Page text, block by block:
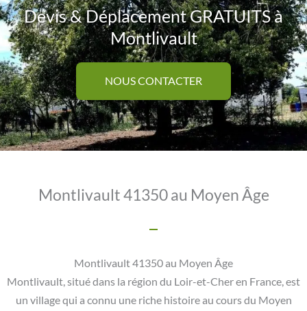
Devis & Déplacement GRATUITS à
Montlivault
NOUS CONTACTER
Montlivault 41350 au Moyen Âge
Montlivault 41350 au Moyen Âge
Montlivault, situé dans la région du Loir-et-Cher en France, est
un village qui a connu une riche histoire au cours du Moyen